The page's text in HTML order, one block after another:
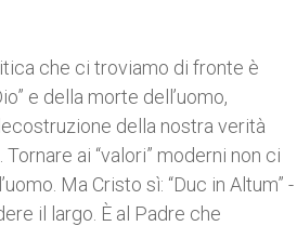
che ci troviamo di fronte è
e della morte dell’uomo,
della nostra verità
ai “valori” moderni non ci
Ma Cristo sì: “Duc in Altum” -
il largo. È al Padre che